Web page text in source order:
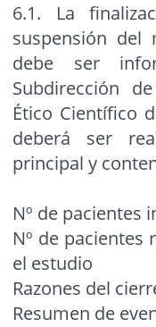
6.1. La
suspensión del
debe ser
Subdirección
Ético Científico
deberá ser
principal y
Nº de pacientes
Nº de pacientes
el estudio
Razones del
Resumen de